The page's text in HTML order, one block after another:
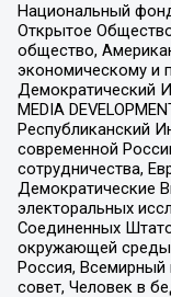
Национальный
Открытое
общество,
экономическому и
Демократический
MEDIA
Республиканский
современной
сотрудничества,
Демократические
электоральных
Соединенных
окружающей среды
Россия, Всемирный
совет, Человек в